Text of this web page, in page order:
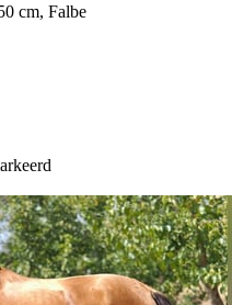
cm, Falbe